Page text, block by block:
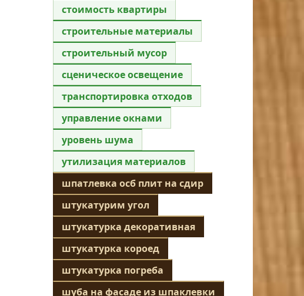
стоимость квартиры
строительные материалы
строительный мусор
сценическое освещение
транспортировка отходов
управление окнами
уровень шума
утилизация материалов
шпатлевка осб плит на сдир
штукатурим угол
штукатурка декоративная
штукатурка короед
штукатурка погреба
шуба на фасаде из шпаклевки